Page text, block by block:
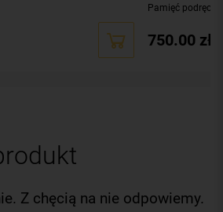
24/7 - systemy monitoringu
Pamięć
Przeznaczenie:
750.00 zł
Z chęcią na nie odpowiemy.